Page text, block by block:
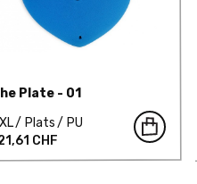
Plate - 01
Plats
PU
CHF